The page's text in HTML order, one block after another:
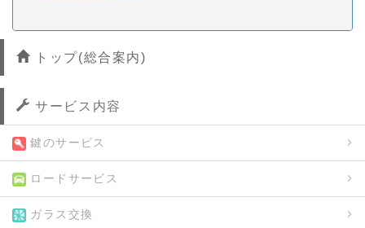
トップ(総合案内)
サービス内容
鍵のサービス
ロードサービス
ガラス交換